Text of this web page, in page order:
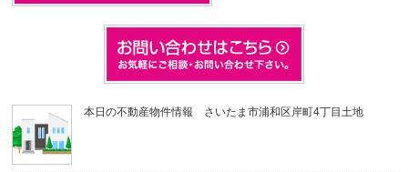
本日の不動産物件情報 さいたま市浦和区岸町4丁目土地